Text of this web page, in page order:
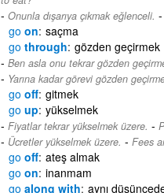
Onunla dışarıya çıkmak eğlenceli. -
go on saçma
go through gözden geçirmek
Ben asla onu tekrar gözden
Yarına kadar görevi gözden
go off gitmek
go up yükselmek
Fiyatlar tekrar yükselmek üzere. -
Ücretler yükselmek üzere. - Fees
go off ateş almak
go on inanmam
go along with aynı